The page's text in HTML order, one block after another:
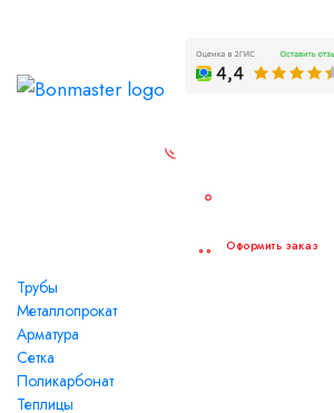
Оформить заказ
Трубы
Металлопрокат
Арматура
Сетка
Поликарбонат
Теплицы